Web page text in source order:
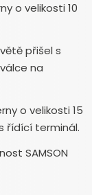
o velikosti 10
přišel s
na
o velikosti 15
řídící terminál.
SAMSON